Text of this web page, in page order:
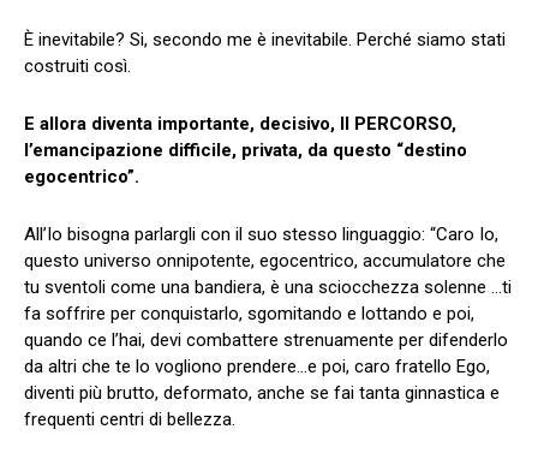
È inevitabile? Si, secondo me è inevitabile. Perché siamo stati
costruiti così.
E allora diventa importante, decisivo, Il PERCORSO,
l’emancipazione difficile, privata, da questo “destino
egocentrico”.
All’Io bisogna parlargli con il suo stesso linguaggio: “Caro Io,
questo universo onnipotente, egocentrico, accumulatore che
tu sventoli come una bandiera, è una sciocchezza solenne …ti
fa soffrire per conquistarlo, sgomitando e lottando e poi,
quando ce l’hai, devi combattere strenuamente per difenderlo
da altri che te lo vogliono prendere…e poi, caro fratello Ego,
diventi più brutto, deformato, anche se fai tanta ginnastica e
frequenti centri di bellezza.